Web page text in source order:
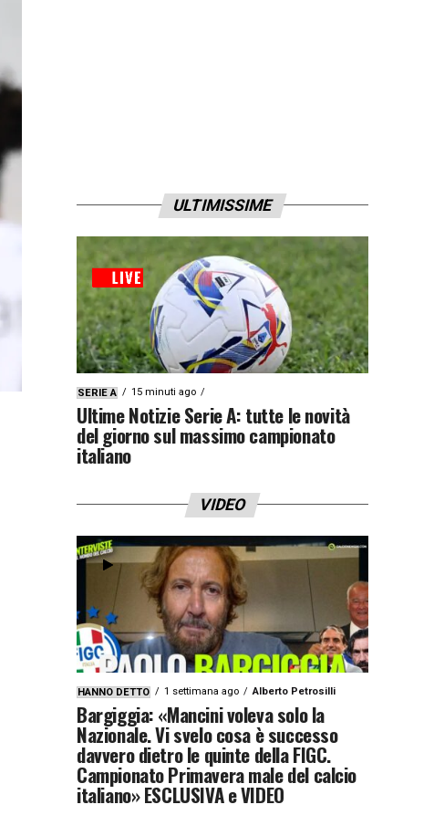
ULTIMISSIME
SERIE A 15 minuti ago
Ultime Notizie Serie A: tutte le novità
del giorno sul massimo campionato
italiano
VIDEO
HANNO DETTO 1 settimana ago Alberto Petrosilli
Bargiggia: «Mancini voleva solo la
Nazionale. Vi svelo cosa è successo
davvero dietro le quinte della FIGC.
Campionato Primavera male del calcio
italiano» ESCLUSIVA e VIDEO